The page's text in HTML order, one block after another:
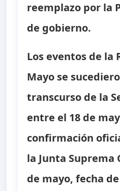
reemplazo por la
de gobierno.
Los eventos de la
Mayo se
transcurso de la
entre el 18 de
confirmación
la Junta Suprema
de mayo, fecha